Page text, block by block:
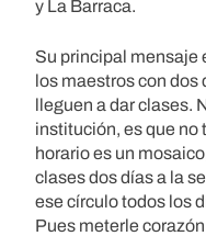
y La Barraca.
Su principal mensaje
los maestros con dos
lleguen a dar clases.
institución, es que no
horario es un
clases dos días a la
ese círculo todos los
Pues meterle